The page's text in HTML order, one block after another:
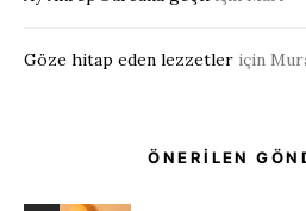
Göze hitap eden lezzetler için
ÖNERİLEN